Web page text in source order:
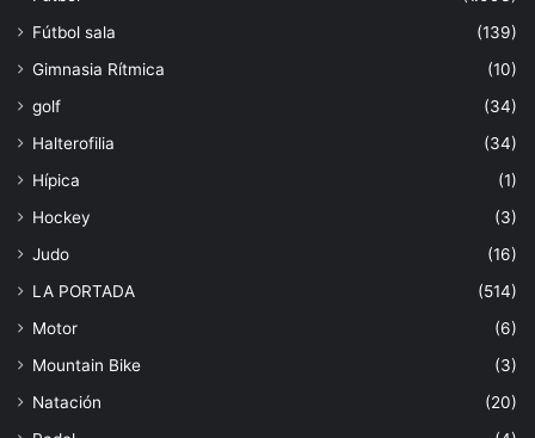
Fútbol sala
(139)
Gimnasia Rítmica
(10)
golf
(34)
Halterofilia
(34)
Hípica
(1)
Hockey
(3)
Judo
(16)
LA PORTADA
(514)
Motor
(6)
Mountain Bike
(3)
Natación
(20)